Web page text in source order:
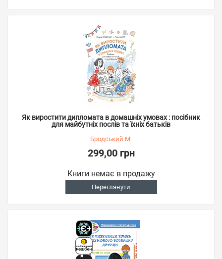
Як виростити дипломата в домашніх умовах : посібник
для майбутніх послів та їхніх батьків
Бродський М.
299,00 грн
Книги немає в продажу
Переглянути